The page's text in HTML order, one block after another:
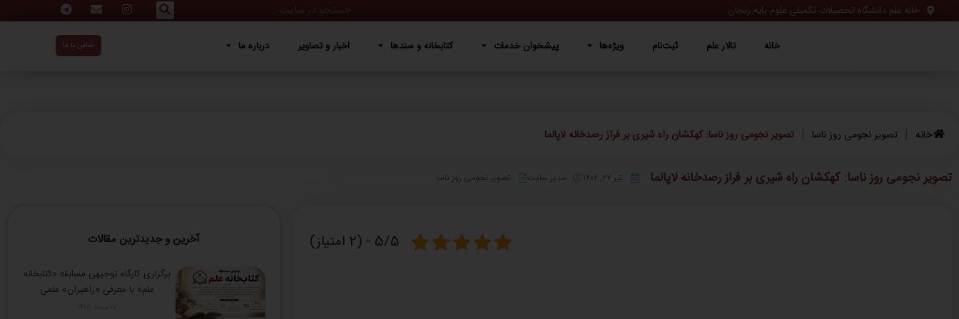
خانه علم دانشگاه تحصیلات تکمیلی علوم پایه زنجان
خانه تالار علم ثبت‌نام ویژه‌ها پیشخوان خدمات کتابخانه و سندها اخبار و تصاویر درباره ما تماس با ما
خانه تالار علم ثبت‌نام ویژه‌ها پیشخوان خدمات کتابخانه و سندها اخبار و تصاویر درباره ما
خانه تصویر نجومی روز ناسا تصویر نجومی روز ناسا: کهکشان راه شیری بر فراز رصدخانه لاپالما
تصویر نجومی روز ناسا: کهکشان راه شیری بر فراز رصدخانه لاپالما تیر ۲۷, ۱۴۰۲ مدیر سایت تصویر نجومی روز ناسا
5/5 - (2 امتیاز) آخرین و جدیدترین مقالات
برگزاری کارگاه توجیهی مسابقه «کتابخانه
علم» با معرفی «راهبران» علمی